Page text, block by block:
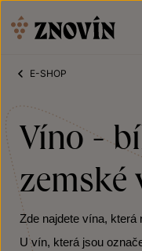
E-SHOP
Víno -
zemské
Zde najdete vína,
U vín, která jsou